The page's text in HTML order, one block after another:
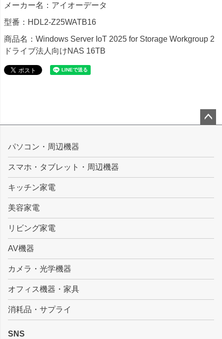
メーカー名：アイオーデータ
型番：HDL2-Z25WATB16
商品名：Windows Server IoT 2025 for Storage Workgroup 2
ドライブ法人向けNAS 16TB
ップ
パソコン・周辺機器
スマホ・タブレット・周辺機器
キッチン家電
美容家電
リビング家電
AV機器
カメラ・光学機器
オフィス機器・家具
消耗品・サプライ
SNS